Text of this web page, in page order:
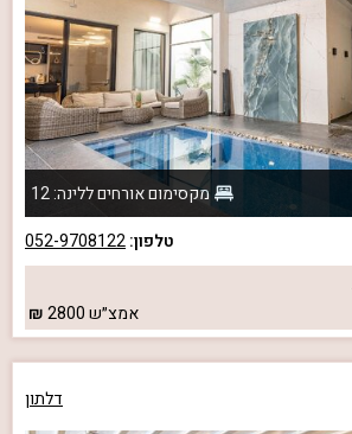
מקסימום אורחים ללינה: 12
טלפון:052-9708122
אמצ״ש2800
דלתון